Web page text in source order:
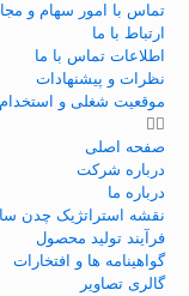
تماس با امور سهام و
ارتباط با ما
اطلاعات تماس با ما
نظرات و پیشنهادات
موقعیت شغلی و استخدام
صفحه اصلی
درباره شرکت
درباره ما
نقشه استراتژیک چدن
فرآيند توليد محصول
گواهينامه ها و افتخارات
گالری تصاویر